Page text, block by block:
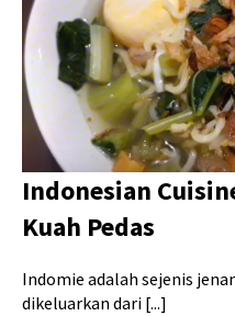
Indonesian
Kuah Pedas
Indomie adalah sejenis
dikeluarkan dari [...]